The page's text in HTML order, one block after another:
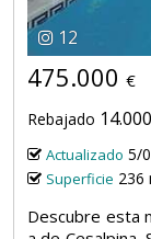
12
475.000 €
Rebajado 14.000
Actualizado 5/
Superficie 236
Descubre esta